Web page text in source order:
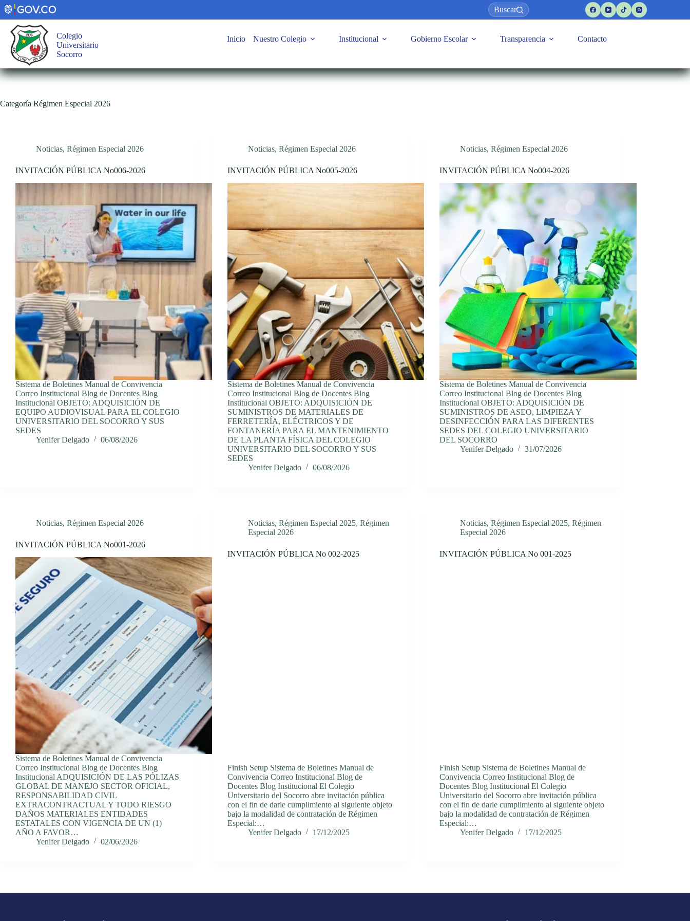
Saltar
al
contenido
Buscar
Colegio
Universitario
Socorro
Inicio Nuestro Colegio Institucional Gobierno Escolar Transparencia Contacto
Categoría Régimen Especial 2026
Noticias, Régimen Especial 2026
INVITACIÓN PÚBLICA No006-2026
Sistema de Boletines Manual de Convivencia
Correo Institucional Blog de Docentes Blog
Institucional OBJETO: ADQUISICIÓN DE
EQUIPO AUDIOVISUAL PARA EL COLEGIO
UNIVERSITARIO DEL SOCORRO Y SUS
SEDES
Yenifer Delgado
06/08/2026
Noticias,Régimen Especial 2026
INVITACIÓN PÚBLICA No005-2026
Sistema de Boletines Manual de Convivencia
Correo Institucional Blog de Docentes Blog
Institucional OBJETO: ADQUISICIÓN DE
SUMINISTROS DE MATERIALES DE
FERRETERÍA, ELÉCTRICOS Y DE
FONTANERÍA PARA EL MANTENIMIENTO
DE LA PLANTA FÍSICA DEL COLEGIO
UNIVERSITARIO DEL SOCORRO Y SUS
SEDES
Yenifer Delgado
06/08/2026
Noticias,Régimen Especial 2026
INVITACIÓN PÚBLICA No004-2026
Sistema de Boletines Manual de Convivencia
Correo Institucional Blog de Docentes Blog
Institucional OBJETO: ADQUISICIÓN DE
SUMINISTROS DE ASEO, LIMPIEZA Y
DESINFECCIÓN PARA LAS DIFERENTES
SEDES DEL COLEGIO UNIVERSITARIO
DEL SOCORRO
Yenifer Delgado
31/07/2026
Noticias, Régimen Especial 2026
INVITACIÓN PÚBLICA No001-2026
Sistema de Boletines Manual de Convivencia
Correo Institucional Blog de Docentes Blog
Institucional ADQUISICIÓN DE LAS PÓLIZAS
GLOBAL DE MANEJO SECTOR OFICIAL,
RESPONSABILIDAD CIVIL
EXTRACONTRACTUAL Y TODO RIESGO
DAÑOS MATERIALES ENTIDADES
ESTATALES CON VIGENCIA DE UN (1)
AÑO A FAVOR…
Yenifer Delgado
02/06/2026
Noticias,Régimen Especial 2025,Régimen
Especial 2026
INVITACIÓN PÚBLICA No 002-2025
Finish Setup Sistema de Boletines Manual de
Convivencia Correo Institucional Blog de
Docentes Blog Institucional El Colegio
Universitario del Socorro abre invitación pública
con el fin de darle cumplimiento al siguiente objeto
bajo la modalidad de contratación de Régimen
Especial:…
Yenifer Delgado
17/12/2025
Noticias,Régimen Especial 2025,Régimen
Especial 2026
INVITACIÓN PÚBLICA No 001-2025
Finish Setup Sistema de Boletines Manual de
Convivencia Correo Institucional Blog de
Docentes Blog Institucional El Colegio
Universitario del Socorro abre invitación pública
con el fin de darle cumplimiento al siguiente objeto
bajo la modalidad de contratación de Régimen
Especial:…
Yenifer Delgado
17/12/2025